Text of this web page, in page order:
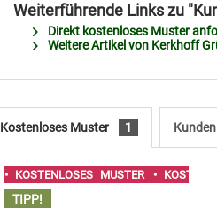
Weiterführende Links zu
Direkt kostenloses Muster
Weitere Artikel von Kerkhoff
Kostenloses Muster 1
TIPP!
• KOSTENLOSES MUSTER •